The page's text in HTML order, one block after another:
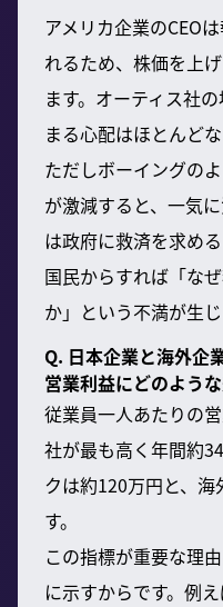
アメリカ企業のCEO
れるため、株価を上
ます。オーティス社
まる心配はほとんどな
ただしボーイングの
が激減すると、一気
は政府に救済を求め
国民からすれば「な
か」という不満が生
Q. 日本企業と海外企
営業利益にどのよう
従業員一人あたりの
社が最も高く年間約
クは約120万円と、
す。
この指標が重要な理
に示すからです。例